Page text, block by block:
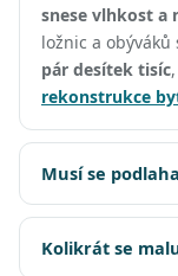
snese vlhkost a
ložnic a obýváků
pár desítek tisíc
rekonstrukce
Musí se
Kolikrát se